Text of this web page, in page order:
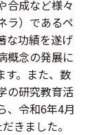
合成など様々
ラ）であるペ
な功績を遂げ
概念の発展に
す。また、数
の研究教育活
、令和6年4月
きました。